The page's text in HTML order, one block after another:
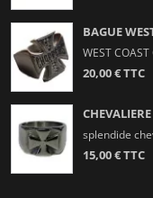
BAGUE
WEST
20,00 € TTC
splendide
15,00 € TTC